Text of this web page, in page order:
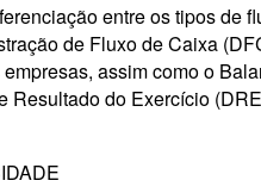
entre os tipos de
de Fluxo de Caixa
assim como o
Resultado do Exercício